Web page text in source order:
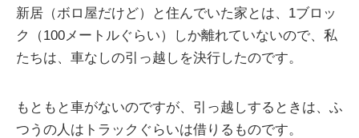
新居（ボロ屋だけど）と住んでいた家とは、1ブロッ
ク（100メートルぐらい）しか離れていないので、私
たちは、車なしの引っ越しを決行したのです。
もともと車がないのですが、引っ越しするときは、ふ
つうの人はトラックぐらいは借りるものです。